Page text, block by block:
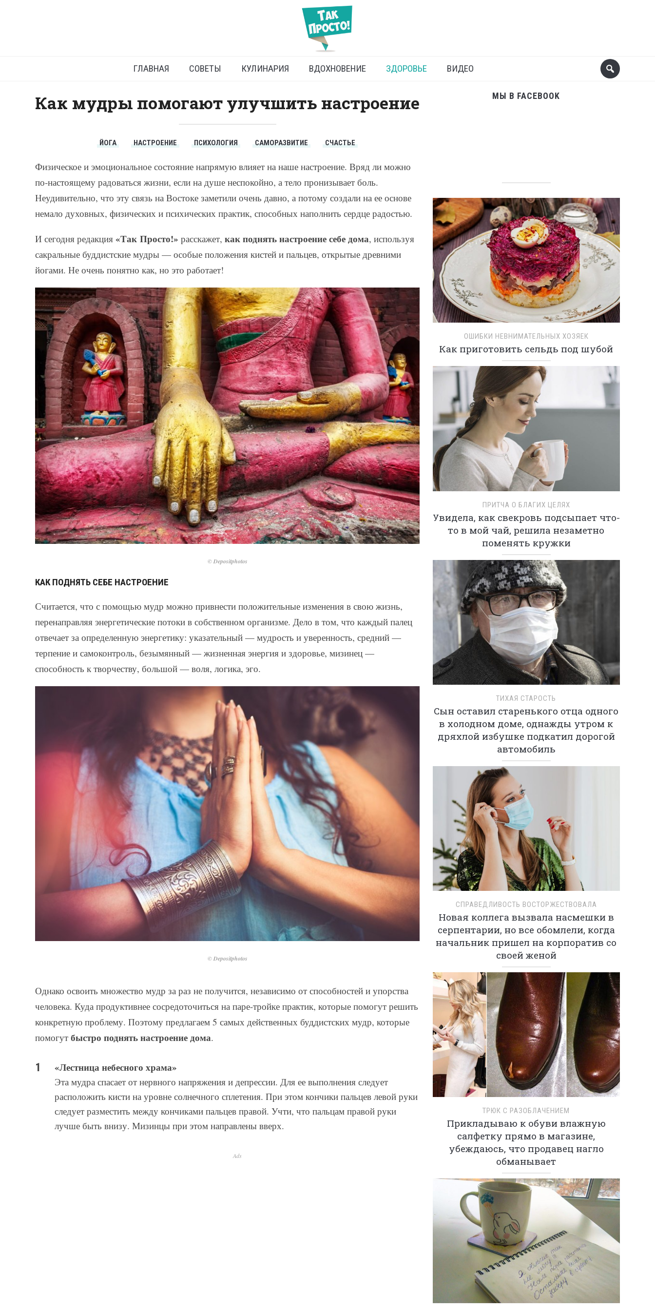
Как поднять себе настроение
ГЛАВНАЯ СОВЕТЫ КУЛИНАРИЯ ВДОХНОВЕНИЕ ЗДОРОВЬЕ ВИДЕО
Как мудры помогают улучшить настроение
ЙОГА НАСТРОЕНИЕ ПСИХОЛОГИЯ САМОРАЗВИТИЕ СЧАСТЬЕ
Физическое и эмоциональное состояние напрямую влияет на наше настроение. Вряд ли можно
по-настоящему радоваться жизни, если на душе неспокойно, а тело пронизывает боль.
Неудивительно, что эту связь на Востоке заметили очень давно, а потому создали на ее основе
немало духовных, физических и психических практик, способных наполнить сердце радостью.
И сегодня редакция «Так Просто!» расскажет, как поднять настроение себе дома, используя
сакральные буддистские мудры — особые положения кистей и пальцев, открытые древними
йогами. Не очень понятно как, но это работает!
© Depositphotos
КАК ПОДНЯТЬ СЕБЕ НАСТРОЕНИЕ
Считается, что с помощью мудр можно привнести положительные изменения в свою жизнь,
перенаправляя энергетические потоки в собственном организме. Дело в том, что каждый палец
отвечает за определенную энергетику: указательный — мудрость и уверенность, средний —
терпение и самоконтроль, безымянный — жизненная энергия и здоровье, мизинец —
способность к творчеству, большой — воля, логика, эго.
© Depositphotos
Однако освоить множество мудр за раз не получится, независимо от способностей и упорства
человека. Куда продуктивнее сосредоточиться на паре-тройке практик, которые помогут решить
конкретную проблему. Поэтому предлагаем 5 самых действенных буддистских мудр, которые
помогут быстро поднять настроение дома.
«Лестница небесного храма»
Эта мудра спасает от нервного напряжения и депрессии. Для ее выполнения следует
расположить кисти на уровне солнечного сплетения. При этом кончики пальцев левой руки
следует разместить между кончиками пальцев правой. Учти, что пальцам правой руки
лучше быть внизу. Мизинцы при этом направлены вверх.
Ads
МЫ В FACEBOOK
ОШИБКИ НЕВНИМАТЕЛЬНЫХ ХОЗЯЕК
Как приготовить сельдь под шубой
ПРИТЧА О БЛАГИХ ЦЕЛЯХ
Увидела, как свекровь подсыпает что-
то в мой чай, решила незаметно
поменять кружки
ТИХАЯ СТАРОСТЬ
Сын оставил старенького отца одного
в холодном доме, однажды утром к
дряхлой избушке подкатил дорогой
автомобиль
СПРАВЕДЛИВОСТЬ ВОСТОРЖЕСТВОВАЛА
Новая коллега вызвала насмешки в
серпентарии, но все обомлели, когда
начальник пришел на корпоратив со
своей женой
ТРЮК С РАЗОБЛАЧЕНИЕМ
Прикладываю к обуви влажную
салфетку прямо в магазине,
убеждаюсь, что продавец нагло
обманывает